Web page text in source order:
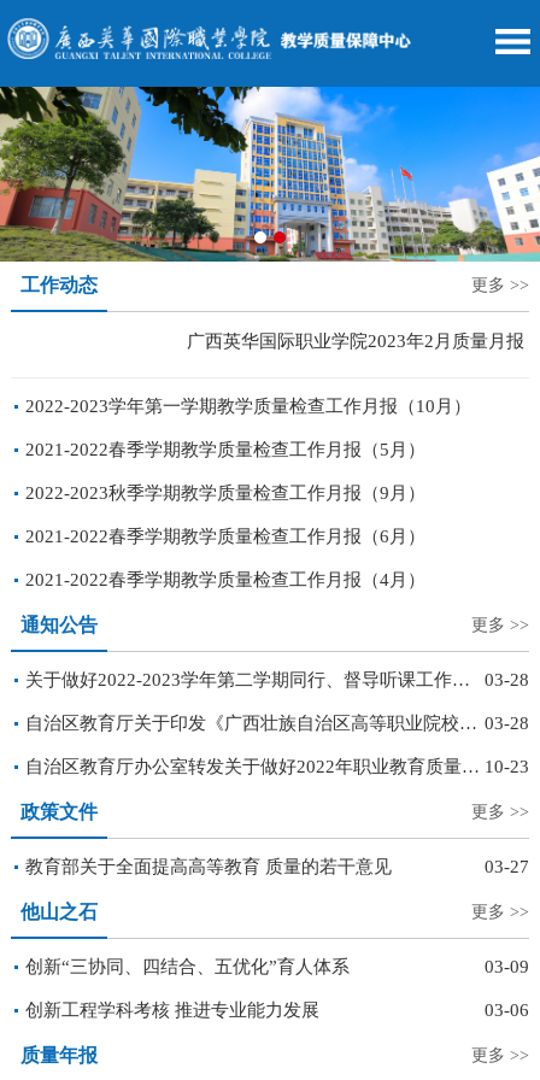
工作动态 更多 >>
广西英华国际职业学院2023年2月质量月报
2022-2023学年第一学期教学质量检查工作月报（10月）
2021-2022春季学期教学质量检查工作月报（5月）
2022-2023秋季学期教学质量检查工作月报（9月）
2021-2022春季学期教学质量检查工作月报（6月）
2021-2022春季学期教学质量检查工作月报（4月）
通知公告 更多 >>
03-28
关于做好2022-2023学年第二学期同行、督导听课工作的通知
03-28
自治区教育厅关于印发《广西壮族自治区高等职业院校教育教学工作合格评估办法（试行）》的通知
10-23
自治区教育厅办公室转发关于做好2022年职业教育质量年度报告编制、发布和报送工作的通知
政策文件 更多 >>
03-27
教育部关于全面提高高等教育 质量的若干意见
他山之石 更多 >>
03-09
创新“三协同、四结合、五优化”育人体系
03-06
创新工程学科考核 推进专业能力发展
质量年报 更多 >>